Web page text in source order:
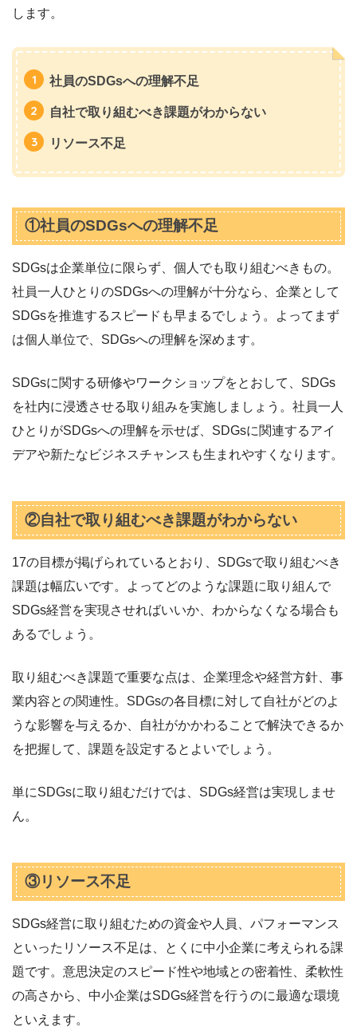
します。
社員のSDGsへの理解不足
自社で取り組むべき課題がわからない
リソース不足
①社員のSDGsへの理解不足
SDGsは企業単位に限らず、個人でも取り組むべきもの。
社員一人ひとりのSDGsへの理解が十分なら、企業として
SDGsを推進するスピードも早まるでしょう。よってまず
は個人単位で、SDGsへの理解を深めます。
SDGsに関する研修やワークショップをとおして、SDGs
を社内に浸透させる取り組みを実施しましょう。社員一人
ひとりがSDGsへの理解を示せば、SDGsに関連するアイ
デアや新たなビジネスチャンスも生まれやすくなります。
②自社で取り組むべき課題がわからない
17の目標が掲げられているとおり、SDGsで取り組むべき
課題は幅広いです。よってどのような課題に取り組んで
SDGs経営を実現させればいいか、わからなくなる場合も
あるでしょう。
取り組むべき課題で重要な点は、企業理念や経営方針、事
業内容との関連性。SDGsの各目標に対して自社がどのよ
うな影響を与えるか、自社がかかわることで解決できるか
を把握して、課題を設定するとよいでしょう。
単にSDGsに取り組むだけでは、SDGs経営は実現しませ
ん。
③リソース不足
SDGs経営に取り組むための資金や人員、パフォーマンス
といったリソース不足は、とくに中小企業に考えられる課
題です。意思決定のスピード性や地域との密着性、柔軟性
の高さから、中小企業はSDGs経営を行うのに最適な環境
といえます。